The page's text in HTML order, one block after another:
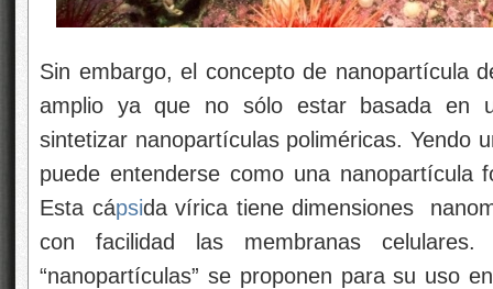
Sin embargo, el concepto de nanopartícula
amplio ya que no sólo estar basada en
sintetizar nanopartículas poliméricas. Yendo
puede entenderse como una nanopartícula
Esta cápsida vírica tiene dimensiones
con facilidad las membranas
“nanopartículas” se proponen para su uso